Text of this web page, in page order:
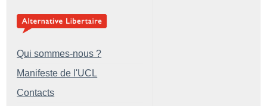
Qui sommes-nous ?
Manifeste de l'UCL
Contacts